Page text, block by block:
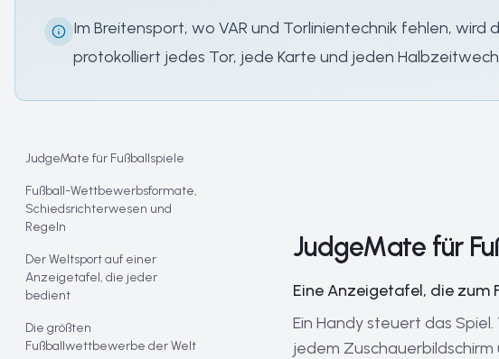
Im Breitensport, wo VAR und Torlinientechnik fehlen,
protokolliert jedes Tor, jede Karte und jeden
JudgeMate für Fußballspiele
Fußball-Wettbewerbsformate,
Schiedsrichterwesen und
Regeln
Der Weltsport auf einer
Anzeigetafel, die jeder
bedient
Die größten
Fußballwettbewerbe der Welt
JudgeMate für
Eine Anzeigetafel, die zum
Ein Handy steuert das
jedem